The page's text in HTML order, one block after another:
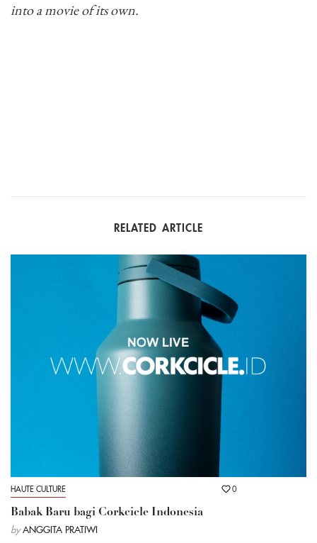
into a movie of its own.
RELATED ARTICLE
HAUTE CULTURE 0
Babak Baru bagi Corkcicle Indonesia
by ANGGITA PRATIWI